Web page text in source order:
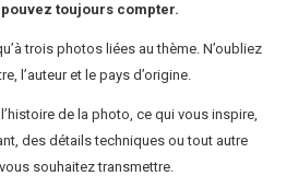
pouvez toujours compter.
trois photos liées au thème. N’oubliez
l’auteur et le pays d’origine.
de la photo, ce qui vous inspire,
des détails techniques ou tout autre
souhaitez transmettre.